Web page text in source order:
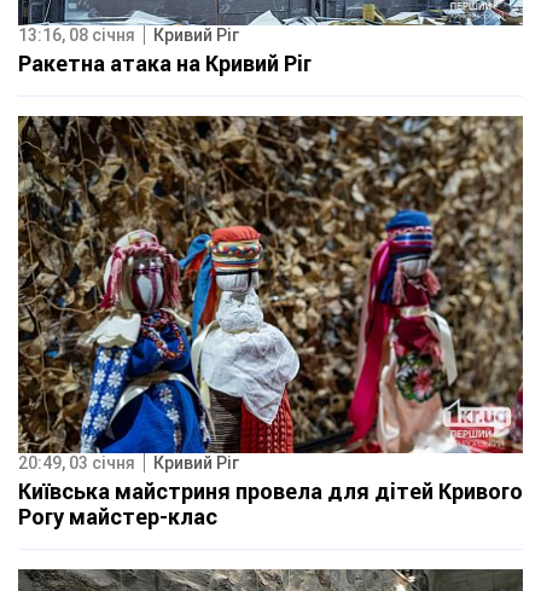
13:16, 08 січня Кривий Ріг
Ракетна атака на Кривий Ріг
20:49, 03 січня Кривий Ріг
Київська майстриня провела для дітей Кривого
Рогу майстер-клас